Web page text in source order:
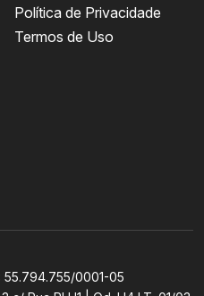
Política de Privacidade
Termos de Uso
55.794.755/0001-05